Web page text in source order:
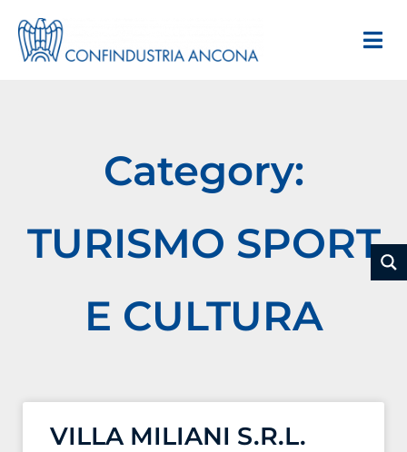
Category:
TURISMO SPORT
E CULTURA
VILLA MILIANI S.R.L.